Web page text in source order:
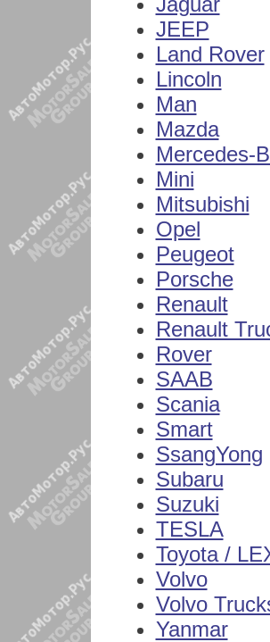
JEEP
Land Rover
Lincoln
Man
Mazda
Mercedes-
Mini
Mitsubishi
Opel
Peugeot
Porsche
Renault
Renault
Rover
SAAB
Scania
Smart
SsangYong
Subaru
Suzuki
TESLA
Toyota /
Volvo
Volvo
Yanmar